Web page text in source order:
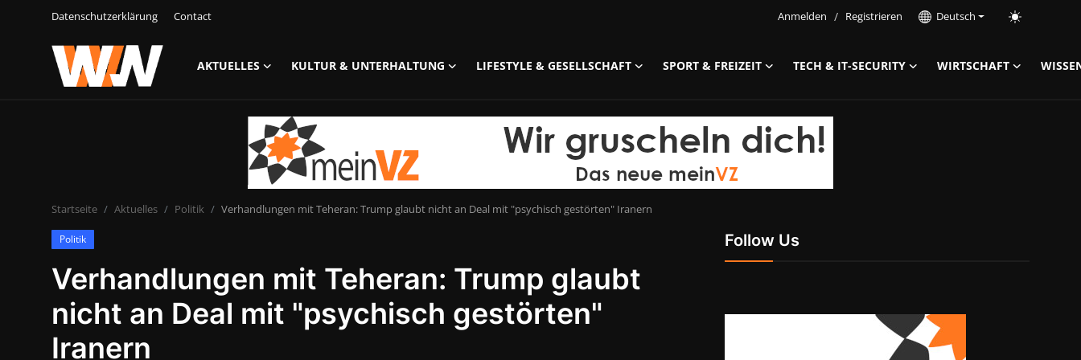
Datenschutzerklärung Contact Anmelden / Registrieren Deutsch
AKTUELLES KULTUR & UNTERHALTUNG LIFESTYLE & GESELLSCHAFT SPORT & FREIZEIT TECH & IT-SECURITY WIRTSCHAFT
Lifestyle & Gesellschaft
Sport & Freizeit
Startseite Aktuelles Politik Verhandlungen mit Teheran: Trump glaubt nicht an Deal mit "psychisch gestörten" Iranern
Politik
Verhandlungen mit Teheran: Trump glaubt
nicht an Deal mit "psychisch gestörten"
Iranern
Follow Us